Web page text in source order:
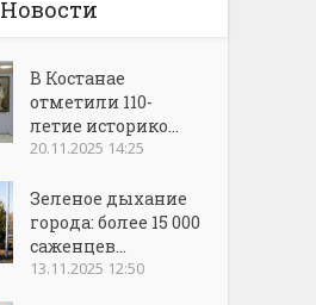
Новости
В Костанае
отметили 110-
летие историко...
20.11.2025 14:25
Зеленое дыхание
города: более 15 000
саженцев...
13.11.2025 12:50